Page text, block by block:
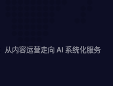
从内容运营走向 AI 系统化服务